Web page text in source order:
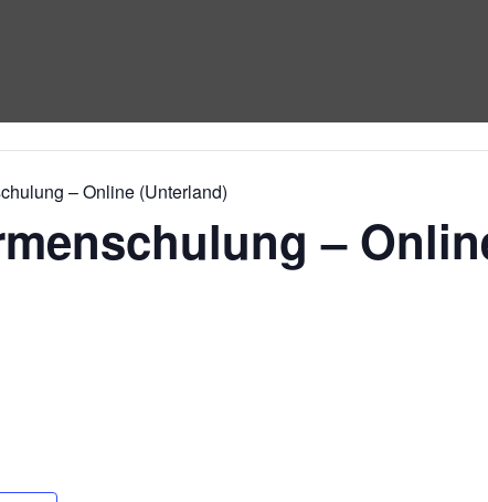
– Online (Unterland)
–